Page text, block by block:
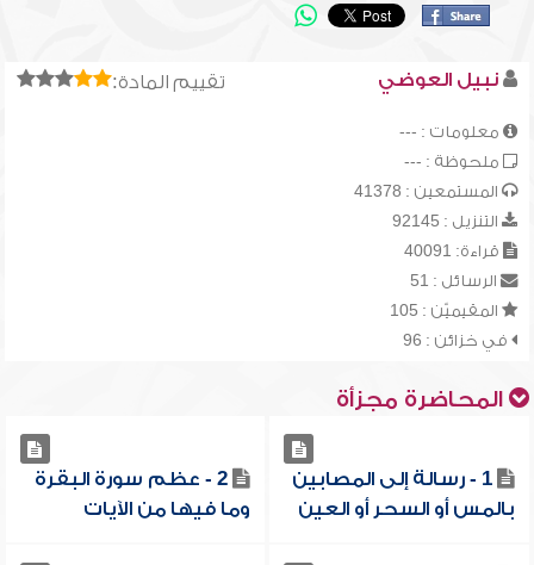
تقييم المادة: نبيل العوضي
معلومات : ---
ملحوظة : ---
المستمعين : 41378
التنزيل : 92145
قراءة: 40091
الرسائل : 51
المقيميّن : 105
في خزائن : 96
المحاضرة مجزأة
1 - رسالة إلى المصابين
بالمس أو السحر أو العين
2 - عظم سورة البقرة
وما فيها من الآيات